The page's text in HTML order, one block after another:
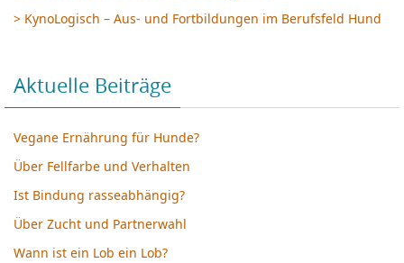
> KynoLogisch – Aus- und Fortbildungen im Berufsfeld Hund
Aktuelle Beiträge
Vegane Ernährung für Hunde?
Über Fellfarbe und Verhalten
Ist Bindung rasseabhängig?
Über Zucht und Partnerwahl
Wann ist ein Lob ein Lob?